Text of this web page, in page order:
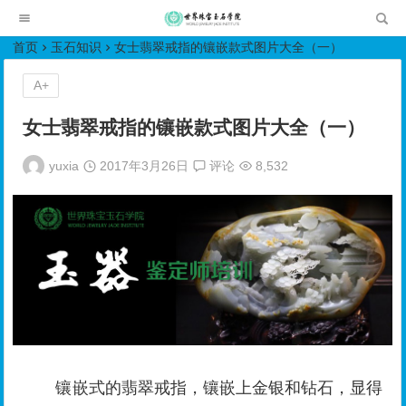
首页 玉石知识 女士翡翠戒指的镶嵌款式图片大全（一）
女士翡翠戒指的镶嵌款式图片大全（一）
yuxia 2017年3月26日 评论 8,532
镶嵌式的翡翠戒指，镶嵌上金银和钻石，显得
A+